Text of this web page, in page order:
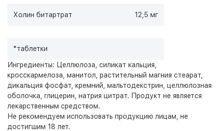
Холин битартрат 12,5 мг
*таблетки
Ингредиенты: Целлюлоза, силикат кальция,
кросскармелоза, манитол, растительный магния стеарат,
дикальция фосфат, кремний, мальтодекстрин, целлюлозная
оболочка, глицерин, натрия цитрат. Продукт не является
лекарственным средством.
Не рекомендуем использовать продукцию лицам, не
достигшим 18 лет.